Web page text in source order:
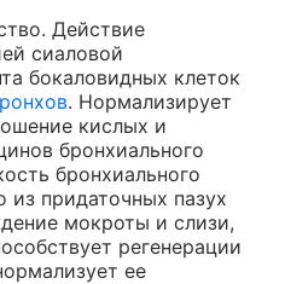
Действие
сиаловой
бокаловидных клеток
. Нормализирует
кислых и
бронхиального
бронхиального
из придаточных пазух
мокроты и слизи,
регенерации
ее